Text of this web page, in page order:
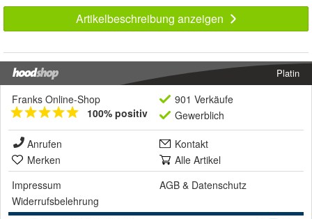
Artikelbeschreibung anzeigen
Platin
Franks Online-Shop
100% positiv
901 Verkäufe
Gewerblich
Anrufen
Kontakt
Merken
Alle Artikel
Impressum
AGB & Datenschutz
Widerrufsbelehrung